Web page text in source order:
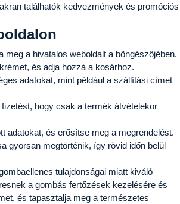
találhatók kedvezmények és promóciós
meg a hivatalos weboldalt a böngészőjében.
és adja hozzá a kosárhoz.
adatokat, mint például a szállítási címet
hogy csak a termék átvételekor
adatokat, és erősítse meg a megrendelést.
gyorsan megtörténik, így rövid időn belül
tulajdonságai miatt kiváló
a gombás fertőzések kezelésére és
és tapasztalja meg a természetes